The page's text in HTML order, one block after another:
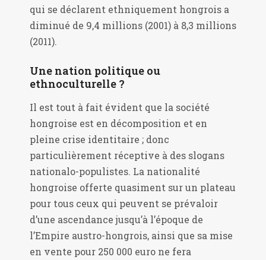
qui se déclarent ethniquement hongrois a
diminué de 9,4 millions (2001) à 8,3 millions
(2011).
Une nation politique ou
ethnoculturelle ?
Il est tout à fait évident que la société
hongroise est en décomposition et en
pleine crise identitaire ; donc
particulièrement réceptive à des slogans
nationalo-populistes. La nationalité
hongroise offerte quasiment sur un plateau
pour tous ceux qui peuvent se prévaloir
d’une ascendance jusqu’à l’époque de
l’Empire austro-hongrois, ainsi que sa mise
en vente pour 250 000 euro ne fera